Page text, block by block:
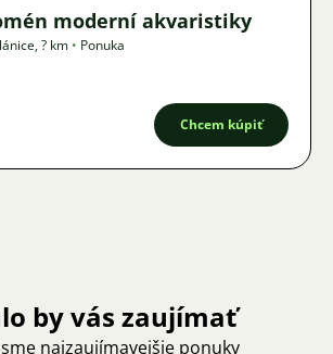
moderní akvaristiky
,? km • Ponuka
Chcem kúpiť
by vás zaujímať
najzaujímavejšie ponuky